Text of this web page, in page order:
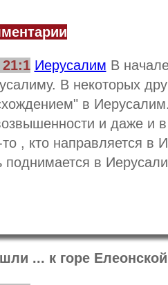
Иерусалим В
В некоторых
в
и даже и
, кто направляется в
поднимается в
... к горе Елеонской